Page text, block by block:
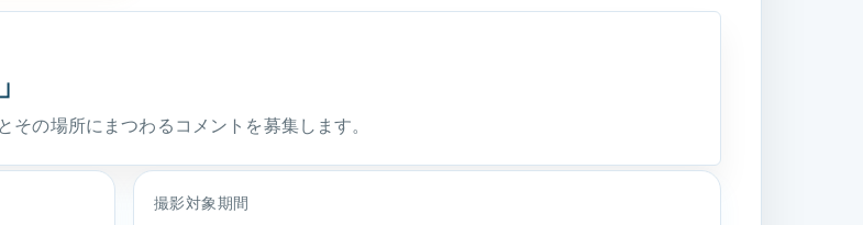
の場所にまつわるコメントを募集します。
撮影対象期間